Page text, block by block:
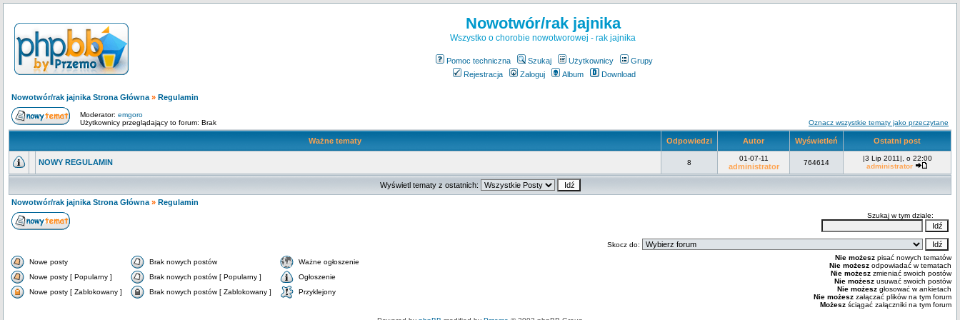
Nowotwór/rak jajnika
Wszystko o chorobie nowotworowej - rak jajnika
Pomoc techniczna Szukaj Użytkownicy
Grupy
Rejestracja
Zaloguj Album Download
Nowotwór/rak jajnika Strona Główna » Regulamin
Moderator: emgoro
Użytkownicy przeglądający to forum: Brak
Oznacz wszystkie tematy jako przeczytane
Ważne tematy Odpowiedzi Autor Wyświetleń Ostatni post
NOWY REGULAMIN 8
01-07-11
administrator 764614
|3 Lip 2011|, o 22:00
administrator
Wyświetl tematy z ostatnich:
Nowotwór/rak jajnika Strona Główna » Regulamin
Szukaj w tym dziale:
Skocz do:
Nowe posty Brak nowych postów
Ważne ogłoszenie
Nowe posty [ Popularny ]
Brak nowych postów [ Popularny ]
Ogłoszenie
Nowe posty [ Zablokowany ]
Brak nowych postów [ Zablokowany ] Przyklejony
Nie możesz pisać nowych tematów
Nie możesz odpowiadać w tematach
Nie możesz zmieniać swoich postów
Nie możesz usuwać swoich postów
Nie możesz głosować w ankietach
Nie możesz załączać plików na tym forum
Możesz ściągać załączniki na tym forum